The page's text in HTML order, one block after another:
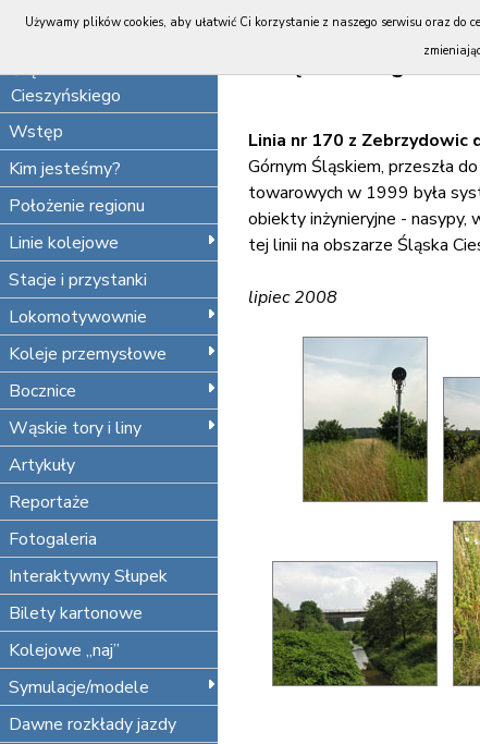
Portal
Śląska
Cieszyńskiego
Wstęp
Kim jesteśmy?
Położenie regionu
Linie kolejowe
Stacje i przystanki
Lokomotywownie
Koleje przemysłowe
Bocznice
Wąskie tory i liny
Artykuły
Reportaże
Fotogaleria
Interaktywny Słupek
Bilety kartonowe
Kolejowe „naj”
Symulacje/modele
Dawne rozkłady jazdy
Linią 170 do granic
Linia nr 170 z Zebrzydowic
Górnym Śląskiem, przeszła
towarowych w 1999 była
obiekty inżynieryjne -
tej linii na obszarze Śląska
lipiec 2008
Używamy plików cookies, aby ułatwić Ci korzystanie z naszego serwisu oraz